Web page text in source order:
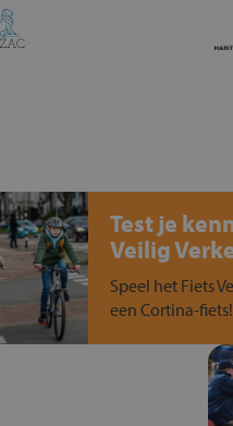
Test je
Veilig
Speel het Fiets
een Cortina-fiets!